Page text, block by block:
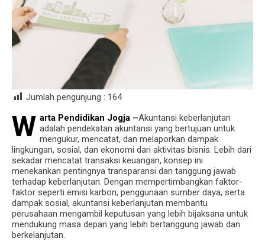
Jumlah pengunjung : 164
W arta Pendidikan Jogja –Akuntansi keberlanjutan
adalah pendekatan akuntansi yang bertujuan untuk
mengukur, mencatat, dan melaporkan dampak
lingkungan, sosial, dan ekonomi dari aktivitas bisnis. Lebih dari
sekadar mencatat transaksi keuangan, konsep ini
menekankan pentingnya transparansi dan tanggung jawab
terhadap keberlanjutan. Dengan mempertimbangkan faktor-
faktor seperti emisi karbon, penggunaan sumber daya, serta
dampak sosial, akuntansi keberlanjutan membantu
perusahaan mengambil keputusan yang lebih bijaksana untuk
mendukung masa depan yang lebih bertanggung jawab dan
berkelanjutan.